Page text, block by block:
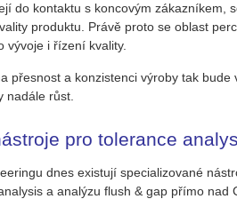
do kon­tak­tu s kon­co­vým zá­kaz­ní­kem,
pro­duk­tu. Právě proto se ob­last
vý­vo­je i ří­ze­ní kva­li­ty.
přes­nost a kon­zis­ten­ci vý­ro­by tak
na­dá­le růst.
pro tolerance
dnes exis­tu­jí spe­ci­a­li­zo­va­né
a ana­lý­zu flush & gap přímo nad